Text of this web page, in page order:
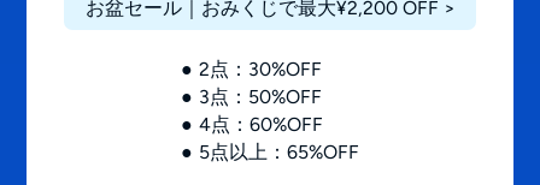
お盆セール｜おみくじで最大¥2,200 OFF >
2点：30%OFF
3点：50%OFF
4点：60%OFF
5点以上：65%OFF